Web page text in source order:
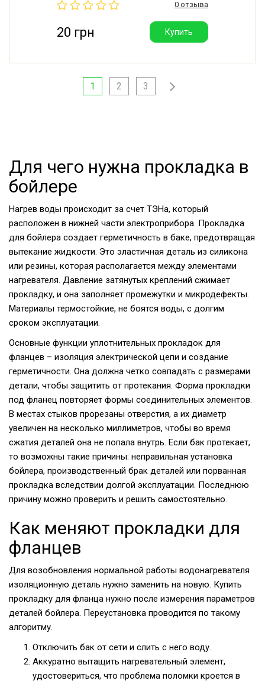
0 отзыва
20 грн Купить
1 2 3
Для чего нужна прокладка в
бойлере
Нагрев воды происходит за счет ТЭНа, который
расположен в нижней части электроприбора. Прокладка
для бойлера создает герметичность в баке, предотвращая
вытекание жидкости. Это эластичная деталь из силикона
или резины, которая располагается между элементами
нагревателя. Давление затянутых креплений сжимает
прокладку, и она заполняет промежутки и микродефекты.
Материалы термостойкие, не боятся воды, с долгим
сроком эксплуатации.
Основные функции уплотнительных прокладок для
фланцев – изоляция электрической цепи и создание
герметичности. Она должна четко совпадать с размерами
детали, чтобы защитить от протекания. Форма прокладки
под фланец повторяет формы соединительных элементов.
В местах стыков прорезаны отверстия, а их диаметр
увеличен на несколько миллиметров, чтобы во время
сжатия деталей она не попала внутрь. Если бак протекает,
то возможны такие причины: неправильная установка
бойлера, производственный брак деталей или порванная
прокладка вследствии долгой эксплуатации. Последнюю
причину можно проверить и решить самостоятельно.
Как меняют прокладки для
фланцев
Для возобновления нормальной работы водонагревателя
изоляционную деталь нужно заменить на новую. Купить
прокладку для фланца нужно после измерения параметров
деталей бойлера. Переустановка проводится по такому
алгоритму.
Отключить бак от сети и слить с него воду.
Аккуратно вытащить нагревательный элемент,
удостовериться, что проблема поломки кроется в